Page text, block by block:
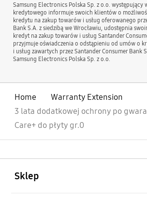
Samsung Electronics Polska Sp. z o.o. występujący
kredytowego informuje swoich klientów o
kredytu na zakup towarów i usług oferowanego
Bank S.A. z siedzibą we Wrocławiu, udostępnia
kredyt na zakup towarów i usług Santander
przyjmuje oświadczenia o odstąpieniu od umów o
i usług zawartych przez Santander Consumer Bank
Samsung Electronics Polska Sp. z o.o.
Home
Warranty Extension
3 lata dodatkowej ochrony po
Care+ do płyty gr.0
Sklep